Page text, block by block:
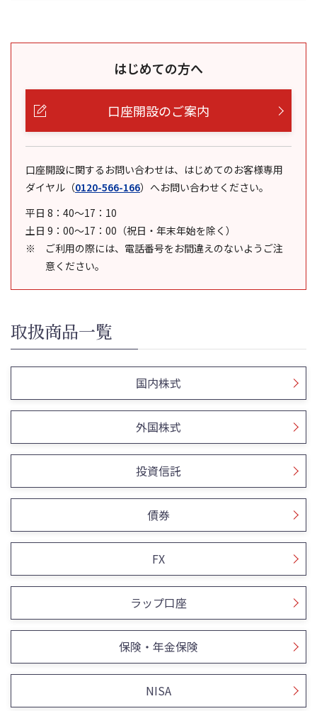
はじめての方へ
口座開設のご案内
口座開設に関するお問い合わせは、はじめてのお客様専用
ダイヤル （0120-566-166） へお問い合わせください。
平日 8：40～17：10
土日 9：00～17：00（祝日・年末年始を除く）
ご利用の際には、電話番号をお間違えのないようご注
意ください。
取扱商品一覧
国内株式
外国株式
投資信託
債券
FX
ラップ口座
保険・年金保険
NISA